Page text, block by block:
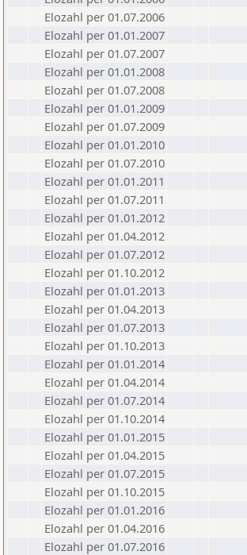
Elozahl per 01.07.2006
Elozahl per 01.01.2007
Elozahl per 01.07.2007
Elozahl per 01.01.2008
Elozahl per 01.07.2008
Elozahl per 01.01.2009
Elozahl per 01.07.2009
Elozahl per 01.01.2010
Elozahl per 01.07.2010
Elozahl per 01.01.2011
Elozahl per 01.07.2011
Elozahl per 01.01.2012
Elozahl per 01.04.2012
Elozahl per 01.07.2012
Elozahl per 01.10.2012
Elozahl per 01.01.2013
Elozahl per 01.04.2013
Elozahl per 01.07.2013
Elozahl per 01.10.2013
Elozahl per 01.01.2014
Elozahl per 01.04.2014
Elozahl per 01.07.2014
Elozahl per 01.10.2014
Elozahl per 01.01.2015
Elozahl per 01.04.2015
Elozahl per 01.07.2015
Elozahl per 01.10.2015
Elozahl per 01.01.2016
Elozahl per 01.04.2016
Elozahl per 01.07.2016